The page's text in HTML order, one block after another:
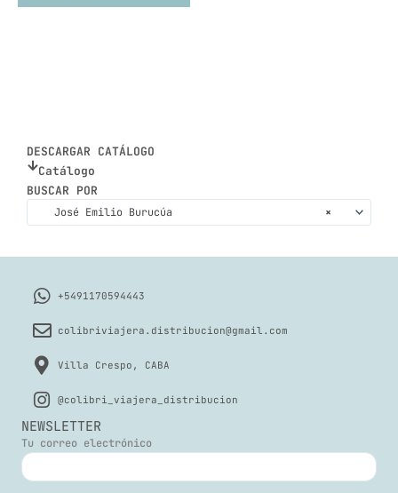
DESCARGAR CATÁLOGO
Catálogo
BUSCAR POR
×
José Emilio Burucúa
+5491170594443
colibriviajera.distribucion@gmail.com
Villa Crespo, CABA
@colibri_viajera_distribucion
NEWSLETTER
Tu correo electrónico